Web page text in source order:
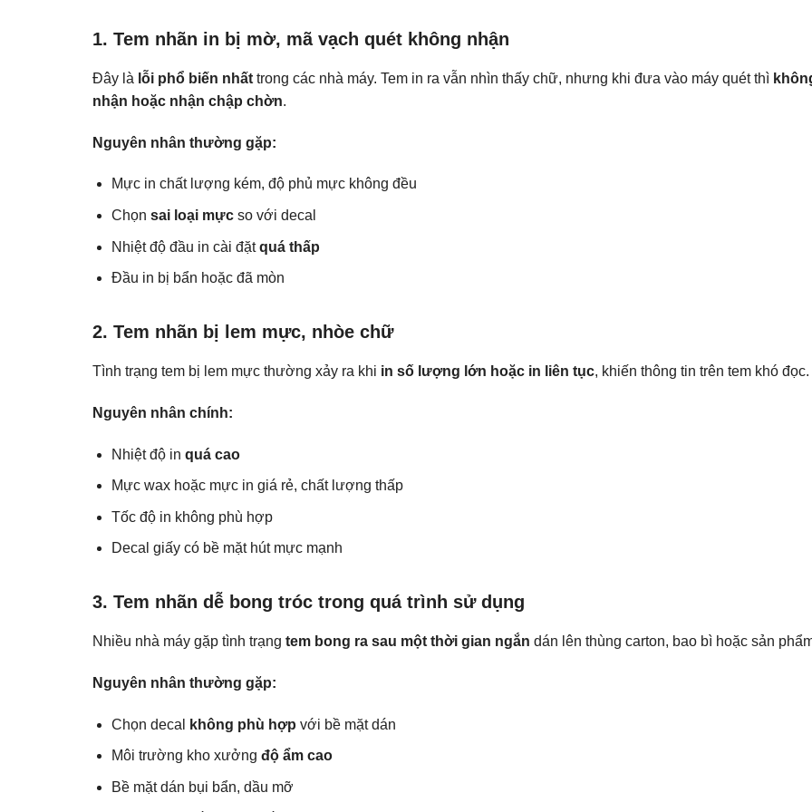
1. Tem nhãn in bị mờ, mã vạch quét không nhận
Đây là lỗi phổ biến nhất trong các nhà máy. Tem in ra vẫn nhìn thấy chữ, nhưng khi đưa vào máy quét thì
nhận hoặc nhận chập chờn.
Nguyên nhân thường gặp:
Mực in chất lượng kém, độ phủ mực không đều
Chọn sai loại mựcso với decal
Nhiệt độ đầu in cài đặtquá thấp
Đầu in bị bẩn hoặc đã mòn
2. Tem nhãn bị lem mực, nhòe chữ
Tình trạng tem bị lem mực thường xảy ra khi in số lượng lớn hoặc in liên tục, khiến thông tin trên tem khó đọc.
Nguyên nhân chính:
Nhiệt độ in quá cao
Mực wax hoặc mực in giá rẻ, chất lượng thấp
Tốc độ in không phù hợp
Decal giấy có bề mặt hút mực mạnh
3. Tem nhãn dễ bong tróc trong quá trình sử dụng
Nhiều nhà máy gặp tình trạng tem bong ra sau một thời gian ngắn dán lên thùng carton, bao bì hoặc sản
Nguyên nhân thường gặp:
Chọn decal không phù hợp với bề mặt dán
Môi trường kho xưởng độ ẩm cao
Bề mặt dán bụi bẩn, dầu mỡ